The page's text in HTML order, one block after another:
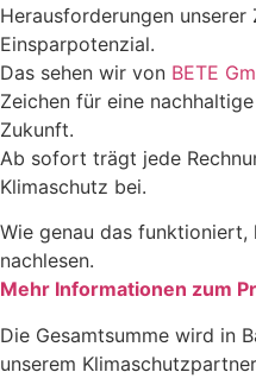
Herausforderungen
Einsparpotenzial.
Das sehen wir von BETE
Zeichen für eine
Zukunft.
Ab sofort trägt jede
Klimaschutz bei.
Wie genau das
nachlesen.
Mehr Informationen zum
Die Gesamtsumme wird in
unserem Klimaschutzpartner